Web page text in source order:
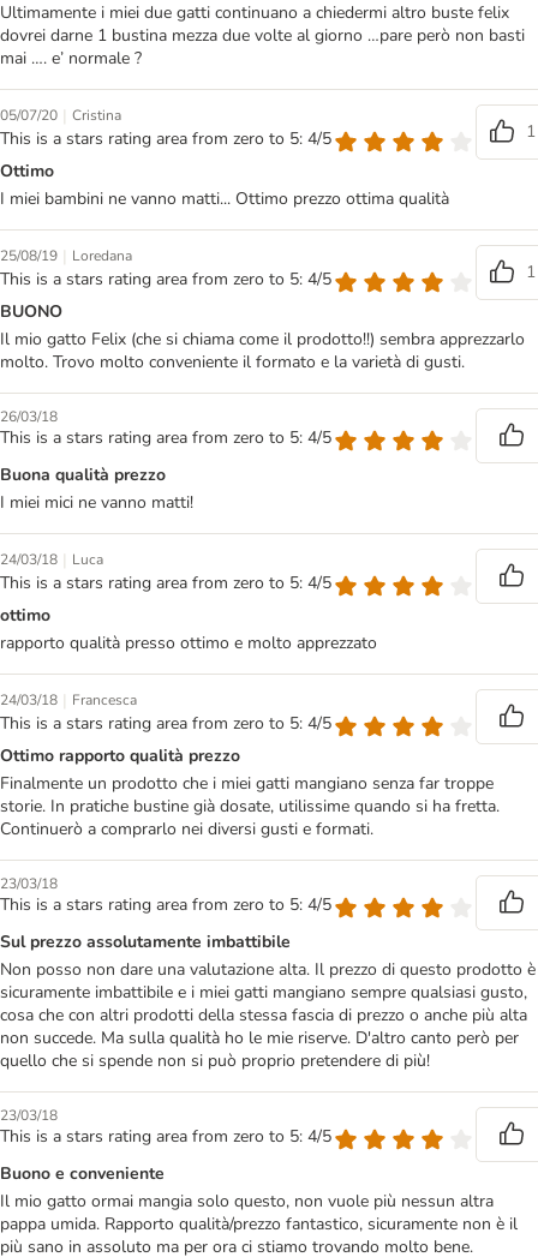
Ultimamente i miei due gatti continuano a chiedermi altro buste felix
dovrei darne 1 bustina mezza due volte al giorno …pare però non basti
mai …. e’ normale ?
05/07/20 | Cristina
This is a stars rating area from zero to 5: 4/5
1
Ottimo
I miei bambini ne vanno matti... Ottimo prezzo ottima qualità
25/08/19 | Loredana
This is a stars rating area from zero to 5: 4/5
1
BUONO
Il mio gatto Felix (che si chiama come il prodotto!!) sembra apprezzarlo
molto. Trovo molto conveniente il formato e la varietà di gusti.
26/03/18
This is a stars rating area from zero to 5: 4/5
Buona qualità prezzo
I miei mici ne vanno matti!
24/03/18 | Luca
This is a stars rating area from zero to 5: 4/5
ottimo
rapporto qualità presso ottimo e molto apprezzato
24/03/18 | Francesca
This is a stars rating area from zero to 5: 4/5
Ottimo rapporto qualità prezzo
Finalmente un prodotto che i miei gatti mangiano senza far troppe
storie. In pratiche bustine già dosate, utilissime quando si ha fretta.
Continuerò a comprarlo nei diversi gusti e formati.
23/03/18
This is a stars rating area from zero to 5: 4/5
Sul prezzo assolutamente imbattibile
Non posso non dare una valutazione alta. Il prezzo di questo prodotto è
sicuramente imbattibile e i miei gatti mangiano sempre qualsiasi gusto,
cosa che con altri prodotti della stessa fascia di prezzo o anche più alta
non succede. Ma sulla qualità ho le mie riserve. D'altro canto però per
quello che si spende non si può proprio pretendere di più!
23/03/18
This is a stars rating area from zero to 5: 4/5
Buono e conveniente
Il mio gatto ormai mangia solo questo, non vuole più nessun altra
pappa umida. Rapporto qualità/prezzo fantastico, sicuramente non è il
più sano in assoluto ma per ora ci stiamo trovando molto bene.